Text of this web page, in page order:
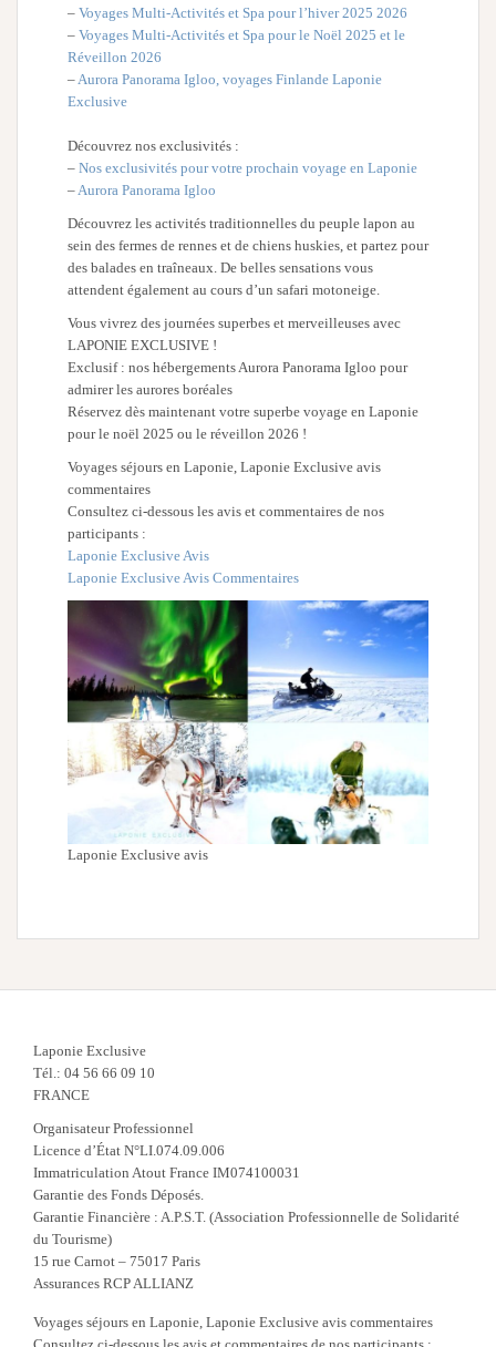
– Voyages Multi-Activités et Spa pour l’hiver 2025 2026
– Voyages Multi-Activités et Spa pour le Noël 2025 et le
Réveillon 2026
– Aurora Panorama Igloo, voyages Finlande Laponie
Exclusive
Découvrez nos exclusivités :
– Nos exclusivités pour votre prochain voyage en Laponie
– Aurora Panorama Igloo
Découvrez les activités traditionnelles du peuple lapon au
sein des fermes de rennes et de chiens huskies, et partez pour
des balades en traîneaux. De belles sensations vous
attendent également au cours d’un safari motoneige.
Vous vivrez des journées superbes et merveilleuses avec
LAPONIE EXCLUSIVE !
Exclusif : nos hébergements Aurora Panorama Igloo pour
admirer les aurores boréales
Réservez dès maintenant votre superbe voyage en Laponie
pour le noël 2025 ou le réveillon 2026 !
Voyages séjours en Laponie, Laponie Exclusive avis
commentaires
Consultez ci-dessous les avis et commentaires de nos
participants :
Laponie Exclusive Avis
Laponie Exclusive Avis Commentaires
Laponie Exclusive avis
Laponie Exclusive
Tél.: 04 56 66 09 10
FRANCE
Organisateur Professionnel
Licence d’État N°LI.074.09.006
Immatriculation Atout France IM074100031
Garantie des Fonds Déposés.
Garantie Financière : A.P.S.T. (Association Professionnelle de Solidarité
du Tourisme)
15 rue Carnot – 75017 Paris
Assurances RCP ALLIANZ
Voyages séjours en Laponie, Laponie Exclusive avis commentaires